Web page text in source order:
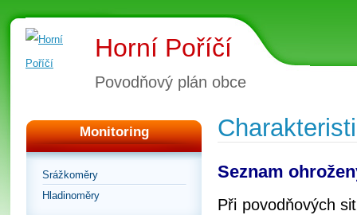
Horní Poříčí
Povodňový plán obce
Monitoring
Srážkoměry
Hladinoměry
Seznam
Při povodňových